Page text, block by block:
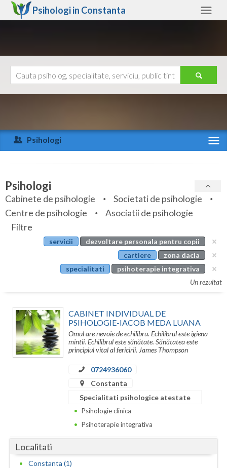
Psihologi in Constanta
Arad
Arges
Bihor
Bistrita-Nasaud
Botosani
Bucuresti
Buzau
Calarasi
Caras-Severin
Dolj
Ajutor
Psihologi
Specialitati
Servicii
Articole
Evenimente
Psihologi
Cabinete de psihologie
Societati de psihologie
Centre de psihologie
Asociatii de psihologie
Filtre
servicii
dezvoltare personala pentru copii
cartiere
zona dacia
specialitati
psihoterapie integrativa
Un rezultat
CABINET INDIVIDUAL DE
PSIHOLOGIE-IACOB MEDA LUANA
Omul are nevoie de echilibru. Echilibrul este igiena
mintii. Echilibrul este sănătate. Sănătatea este
principiul vital al fericirii. James Thompson
0724936060
Constanta
Specialitati psihologice atestate
Psihologie clinica
Psihoterapie integrativa
Localitati
Constanta (1)